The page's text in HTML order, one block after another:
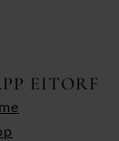
EITORF